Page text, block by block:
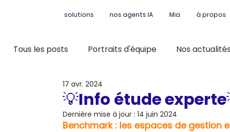
solutions nos agents IA Mia à propos
Tous les posts Portraits d'équipe Nos actualités
💡Info étude
17 avr. 2024
Dernière mise à jour : 14 juin 2024
Benchmark : les espaces de gestion